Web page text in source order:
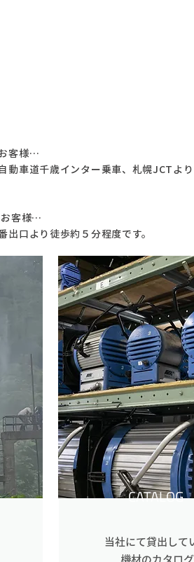
客様…
動車道千歳インター乗車、札幌JCTよ
客様…
口より徒歩約５分程度です。
CATALOG
当社にて貸出して
機材のカタログ